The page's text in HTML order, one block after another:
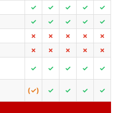
✓ ✓ ✓ ✓
✓
✓ ✓ ✓ ✓
✓
✗ ✗ ✗ ✗
✗
✗ ✗ ✗ ✗
✗
✓ ✓ ✓ ✓ ✓
(✓) ✓ ✓ ✓ ✓